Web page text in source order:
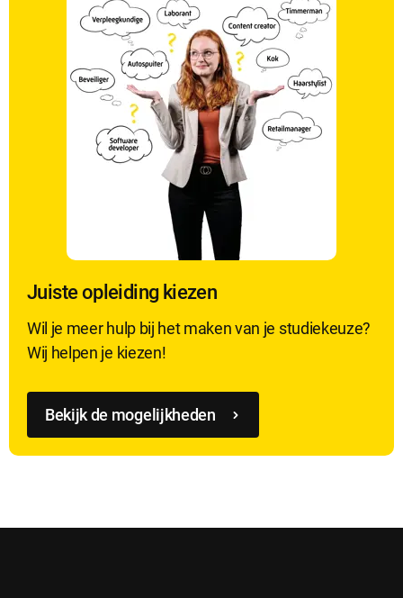
Juiste opleiding kiezen
Wil je meer hulp bij het maken van je studiekeuze?
Wij helpen je kiezen!
Bekijk de mogelijkheden